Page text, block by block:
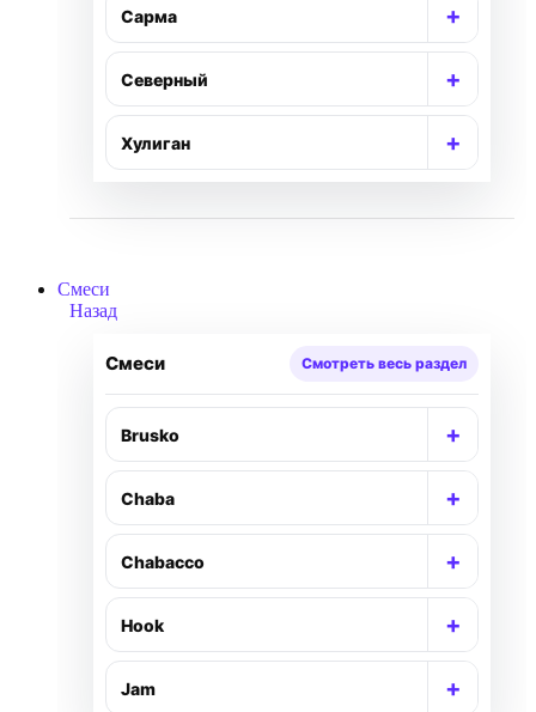
Сарма +
Северный +
Хулиган +
Смеси
Назад
Смеси Смотреть весь раздел
Brusko +
Chaba +
Chabacco +
Hook +
Jam +